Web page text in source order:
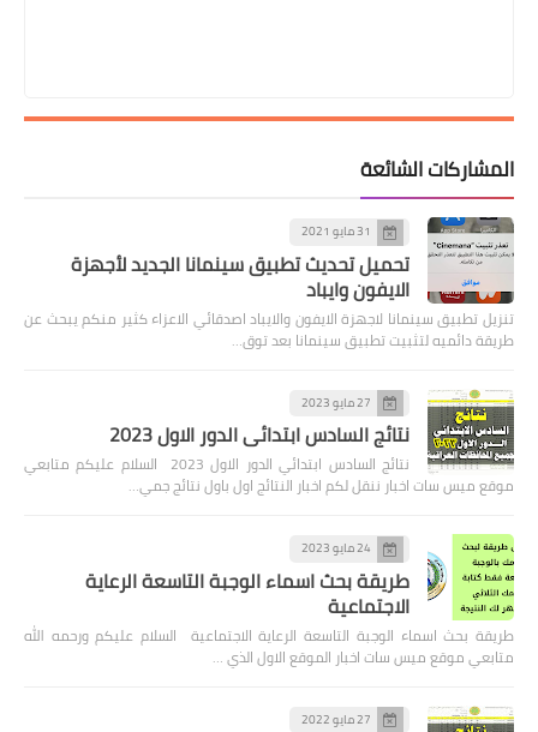
المشاركات الشائعة
31 مايو 2021
تحميل تحديث تطبيق سينمانا الجديد لأجهزة
الايفون وايباد
تنزيل تطبيق سينمانا لاجهزة الايفون والايباد اصدقائي الاعزاء كثير منكم يبحث عن
طريقة دائميه لتثبيت تطبيق سينمانا بعد توق…
27 مايو 2023
نتائج السادس ابتدائي الدور الاول 2023
نتائج السادس ابتدائي الدور الاول 2023 السلام عليكم متابعي
موقع ميس سات اخبار ننقل لكم اخبار النتائج اول باول نتائج جمي…
24 مايو 2023
طريقة بحث اسماء الوجبة التاسعة الرعاية
الاجتماعية
طريقة بحث اسماء الوجبة التاسعة الرعاية الاجتماعية السلام عليكم ورحمه الله
متابعي موقع ميس سات اخبار الموقع الاول الذي …
27 مايو 2022